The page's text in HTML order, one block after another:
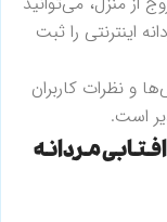
اینترنتی را ثبت
و نظرات کاربران
است.
مردانه